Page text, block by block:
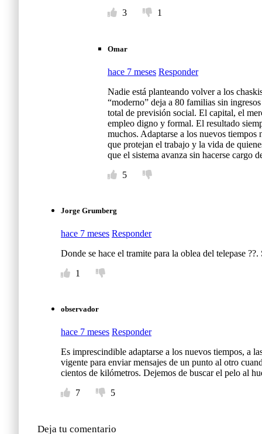
3
1
Omar
hace 7 meses Responder
Nadie está planteando volver a los
“moderno” deja a 80 familias sin
total de previsión social. El capital, el
empleo digno y formal. El resultado
muchos. Adaptarse a los nuevos
que protejan el trabajo y la vida de
que el sistema avanza sin hacerse cargo
5
Jorge Grumberg
hace 7 meses Responder
Donde se hace el tramite para la oblea del telepase
1
observador
hace 7 meses Responder
Es imprescindible adaptarse a los nuevos tiempos, a
vigente para enviar mensajes de un punto al otro
cientos de kilómetros. Dejemos de buscar el pelo al
7
5
Deja tu comentario